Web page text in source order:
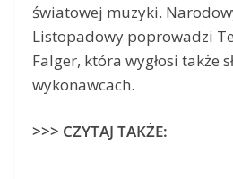
światowej muzyki.
Listopadowy poprowadzi
Falger, która wygłosi także
wykonawcach.
>>> CZYTAJ TAKŻE: